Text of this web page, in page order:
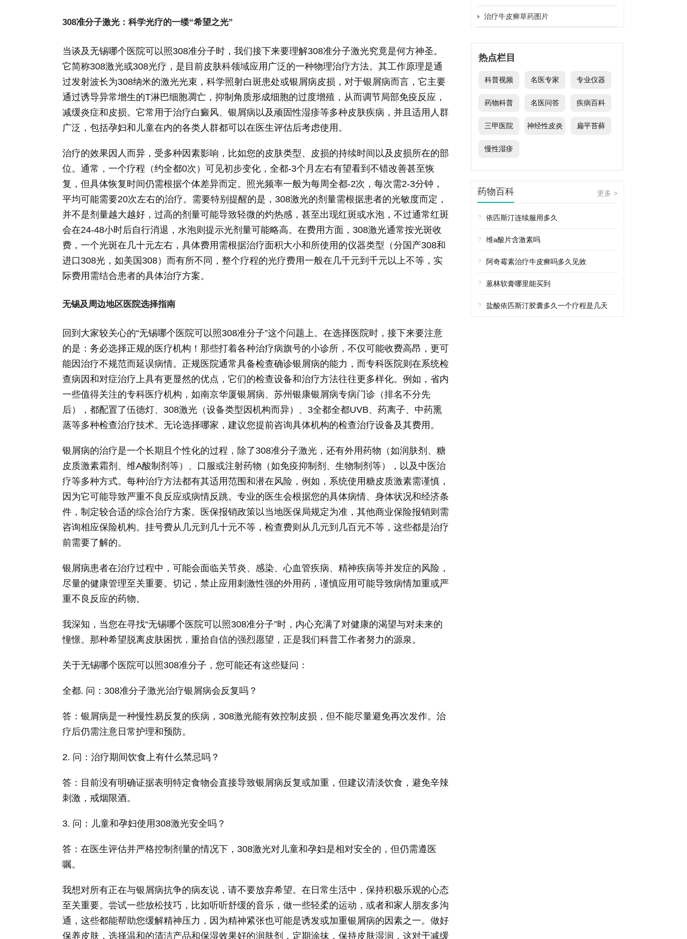
308准分子激光：科学光疗的一缕“希望之光”
当谈及无锡哪个医院可以照308准分子时，我们接下来要理解308准分子激光究竟是何方神圣。
它简称308激光或308光疗，是目前皮肤科领域应用广泛的一种物理治疗方法。其工作原理是通
过发射波长为308纳米的激光光束，科学照射白斑患处或银屑病皮损，对于银屑病而言，它主要
通过诱导异常增生的T淋巴细胞凋亡，抑制角质形成细胞的过度增殖，从而调节局部免疫反应，
减缓炎症和皮损。它常用于治疗白癜风、银屑病以及顽固性湿疹等多种皮肤疾病，并且适用人群
广泛，包括孕妇和儿童在内的各类人群都可以在医生评估后考虑使用。
治疗的效果因人而异，受多种因素影响，比如您的皮肤类型、皮损的持续时间以及皮损所在的部
位。通常，一个疗程（约全都0次）可见初步变化，全都-3个月左右有望看到不错改善甚至恢
复，但具体恢复时间仍需根据个体差异而定。照光频率一般为每周全都-2次，每次需2-3分钟，
平均可能需要20次左右的治疗。需要特别提醒的是，308激光的剂量需根据患者的光敏度而定，
并不是剂量越大越好，过高的剂量可能导致轻微的灼热感，甚至出现红斑或水泡，不过通常红斑
会在24-48小时后自行消退，水泡则提示光剂量可能略高。在费用方面，308激光通常按光斑收
费，一个光斑在几十元左右，具体费用需根据治疗面积大小和所使用的仪器类型（分国产308和
进口308光，如美国308）而有所不同，整个疗程的光疗费用一般在几千元到千元以上不等，实
际费用需结合患者的具体治疗方案。
无锡及周边地区医院选择指南
回到大家较关心的“无锡哪个医院可以照308准分子”这个问题上。在选择医院时，接下来要注意
的是：务必选择正规的医疗机构！那些打着各种治疗病旗号的小诊所，不仅可能收费高昂，更可
能因治疗不规范而延误病情。正规医院通常具备检查确诊银屑病的能力，而专科医院则在系统检
查病因和对症治疗上具有更显然的优点，它们的检查设备和治疗方法往往更多样化。例如，省内
一些值得关注的专科医疗机构，如南京华厦银屑病、苏州银康银屑病专病门诊（排名不分先
后），都配置了伍德灯、308激光（设备类型因机构而异）、3全都全都UVB、药离子、中药熏
蒸等多种检查治疗技术。无论选择哪家，建议您提前咨询具体机构的检查治疗设备及其费用。
银屑病的治疗是一个长期且个性化的过程，除了308准分子激光，还有外用药物（如润肤剂、糖
皮质激素霜剂、维A酸制剂等）、口服或注射药物（如免疫抑制剂、生物制剂等），以及中医治
疗等多种方式。每种治疗方法都有其适用范围和潜在风险，例如，系统使用糖皮质激素需谨慎，
因为它可能导致严重不良反应或病情反跳。专业的医生会根据您的具体病情、身体状况和经济条
件，制定较合适的综合治疗方案。医保报销政策以当地医保局规定为准，其他商业保险报销则需
咨询相应保险机构。挂号费从几元到几十元不等，检查费则从几元到几百元不等，这些都是治疗
前需要了解的。
银屑病患者在治疗过程中，可能会面临关节炎、感染、心血管疾病、精神疾病等并发症的风险，
尽量的健康管理至关重要。切记，禁止应用刺激性强的外用药，谨慎应用可能导致病情加重或严
重不良反应的药物。
我深知，当您在寻找“无锡哪个医院可以照308准分子”时，内心充满了对健康的渴望与对未来的
憧憬。那种希望脱离皮肤困扰，重拾自信的强烈愿望，正是我们科普工作者努力的源泉。
关于无锡哪个医院可以照308准分子，您可能还有这些疑问：
全都. 问：308准分子激光治疗银屑病会反复吗？
答：银屑病是一种慢性易反复的疾病，308激光能有效控制皮损，但不能尽量避免再次发作。治
疗后仍需注意日常护理和预防。
2. 问：治疗期间饮食上有什么禁忌吗？
答：目前没有明确证据表明特定食物会直接导致银屑病反复或加重，但建议清淡饮食，避免辛辣
刺激，戒烟限酒。
3. 问：儿童和孕妇使用308激光安全吗？
答：在医生评估并严格控制剂量的情况下，308激光对儿童和孕妇是相对安全的，但仍需遵医
嘱。
我想对所有正在与银屑病抗争的病友说，请不要放弃希望。在日常生活中，保持积极乐观的心态
至关重要。尝试一些放松技巧，比如听听舒缓的音乐，做一些轻柔的运动，或者和家人朋友多沟
通，这些都能帮助您缓解精神压力，因为精神紧张也可能是诱发或加重银屑病的因素之一。做好
保养皮肤，选择温和的清洁产品和保湿效果好的润肤剂，定期涂抹，保持皮肤湿润，这对于减缓
治疗牛皮癣草药图片
热点栏目
科普视频 名医专家 专业仪器
药物科普 名医问答 疾病百科
三甲医院 神经性皮炎 扁平苔藓
慢性湿疹
药物百科 更多 >
? 依匹斯汀连续服用多久
? 维a酸片含激素吗
? 阿奇霉素治疗牛皮癣吗多久见效
? 蒽林软膏哪里能买到
? 盐酸依匹斯汀胶囊多久一个疗程是几天